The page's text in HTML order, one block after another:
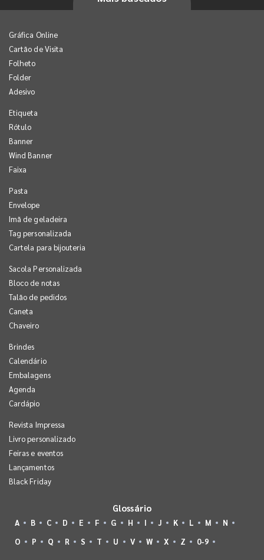
Gráfica Online
Cartão de Visita
Folheto
Folder
Adesivo
Etiqueta
Rótulo
Banner
Wind Banner
Faixa
Pasta
Envelope
Imã de geladeira
Tag personalizada
Cartela para bijouteria
Sacola Personalizada
Bloco de notas
Talão de pedidos
Caneta
Chaveiro
Brindes
Calendário
Embalagens
Agenda
Cardápio
Revista Impressa
Livro personalizado
Feiras e eventos
Lançamentos
Black Friday
Glossário
A B C D E F G H I J K L M
N
O
P Q R S T U V W X Z 0-9